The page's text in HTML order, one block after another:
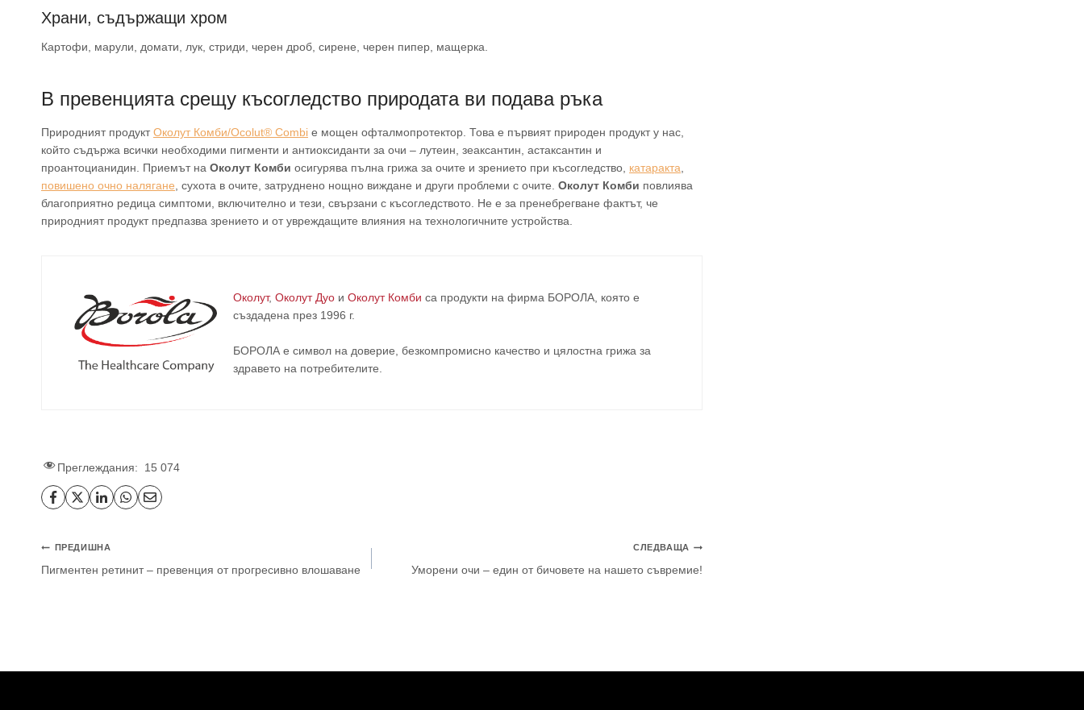
Храни, съдържащи хром
Картофи, марули, домати, лук, стриди, черен дроб, сирене, черен пипер, мащерка.
В превенцията срещу късогледство природата ви подава ръка
Природният продуктОколут Комби/Ocolut® Combi е мощен офталмопротектор. Това е първият природен продукт у нас,
който съдържа всички необходими пигменти и антиоксиданти за очи – лутеин, зеаксантин, астаксантин и
проантоцианидин. Приемът на Околут Комби осигурява пълна грижа за очите и зрението при късогледство, катаракта,
повишено очно налягане, сухота в очите, затруднено нощно виждане и други проблеми с очите. Околут Комби повлиява
благоприятно редица симптоми, включително и тези, свързани с късогледството. Не е за пренебрегване фактът, че
природният продукт предпазва зрението и от увреждащите влияния на технологичните устройства.
Околут, Околут Дуои Околут Комби са продукти на фирма БОРОЛА, която е
създадена през 1996 г.
БОРОЛА е символ на доверие, безкомпромисно качество и цялостна грижа за
здравето на потребителите.
Преглеждания: 15 074
ПРЕДИШНА
Пигментен ретинит – превенция от прогресивно влошаване
СЛЕДВАЩА
Уморени очи – един от бичовете на нашето съвремие!